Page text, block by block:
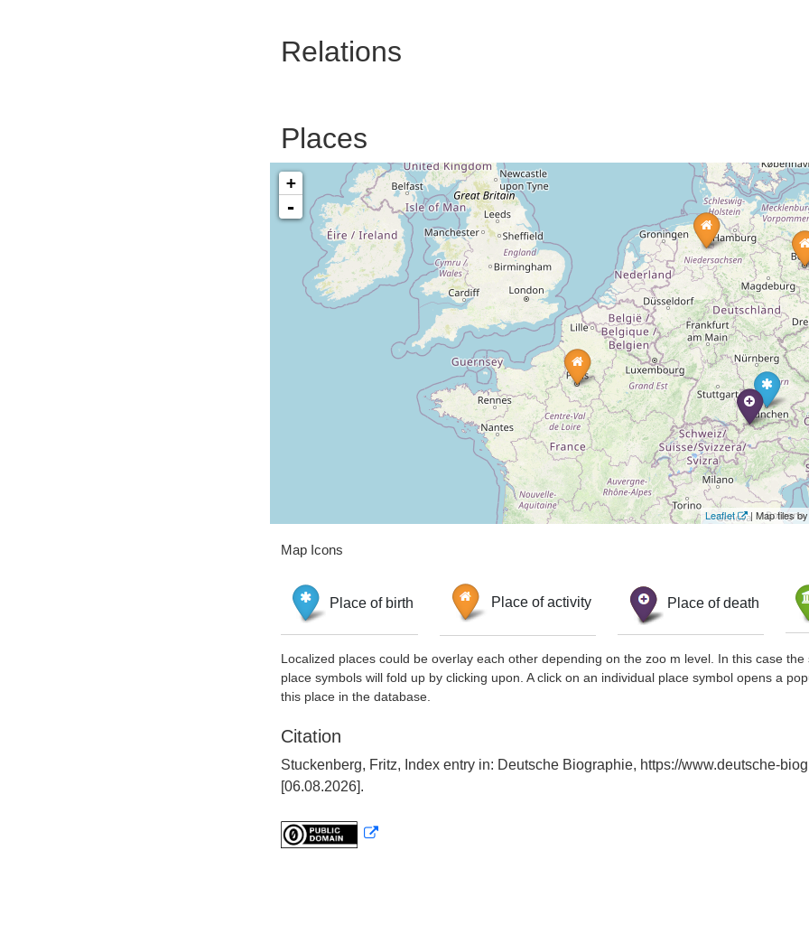
Relations
Places
+
-
Leaflet | Map tiles
Map Icons
Place of birth Place of activity Place of death
Localized places could be overlay each other depending on the zoo m level. In this case
place symbols will fold up by clicking upon. A click on an individual place symbol opens a
this place in the database.
Citation
Stuckenberg, Fritz, Index entry in: Deutsche Biographie, https://www.deutsche-
[06.08.2026].